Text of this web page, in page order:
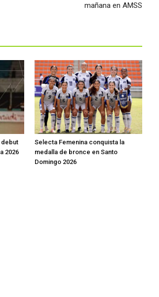
mañana en AMSS
debut
2026
Selecta Femenina conquista la
medalla de bronce en Santo
Domingo 2026